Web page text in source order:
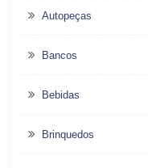
Autopeças
Bancos
Bebidas
Brinquedos